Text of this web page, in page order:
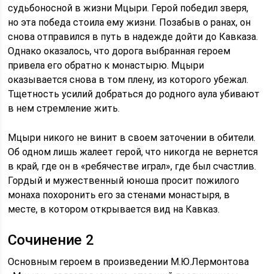
судьбоносной в жизни Мцыри. Герой победил зверя,
но эта победа стоила ему жизни. Позабыв о ранах, он
снова отправился в путь в надежде дойти до Кавказа.
Однако оказалось, что дорога выбранная героем
привела его обратно к монастырю. Мцыри
оказывается снова в том плену, из которого убежал.
Тщетность усилий добраться до родного аула убивают
в нем стремление жить.
Мцыри никого не винит в своем заточении в обители.
Об одном лишь жалеет герой, что никогда не вернется
в край, где он в «ребячестве играл», где был счастлив.
Гордый и мужественный юноша просит пожилого
монаха похоронить его за стенами монастыря, в
месте, в котором открывается вид на Кавказ.
Сочинение 2
Основным героем в произведении М.Ю.Лермонтова